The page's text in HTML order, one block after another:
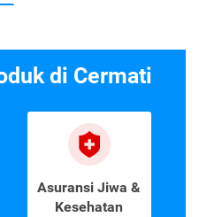
di Cermati
Asuransi Jiwa &
Kesehatan